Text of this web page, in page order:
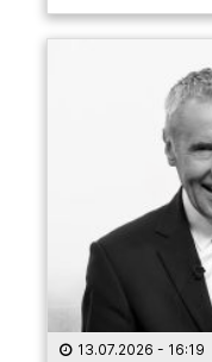
13.07.2026 - 16:19